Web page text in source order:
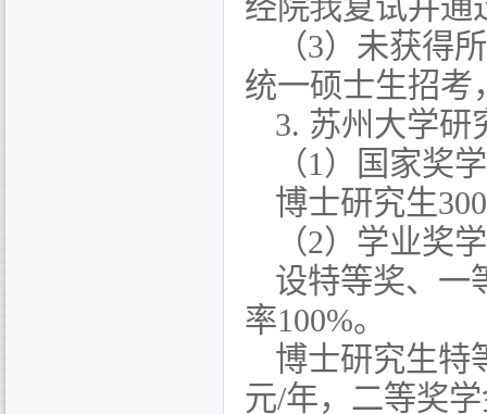
经院我复试并通
（3）未获得
统一硕士生招考
3. 苏州大学研
（1）国家奖
博士研究生
（2）学业奖
设特等奖、一
率100%。
博士研究生特
元/年，二等奖